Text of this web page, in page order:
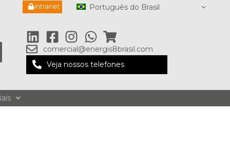
Intranet Português do Brasil
comercial@energis8brasil.com
Veja nossos telefones